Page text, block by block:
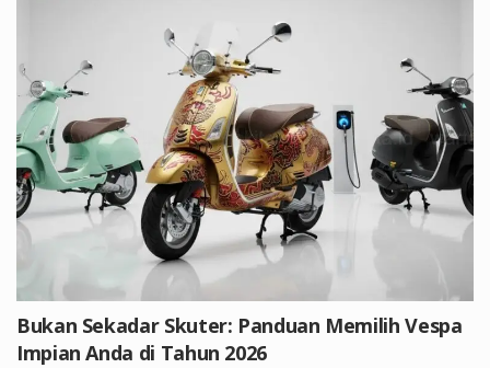
Bukan Sekadar Skuter: Panduan Memilih Vespa
Impian Anda di Tahun 2026